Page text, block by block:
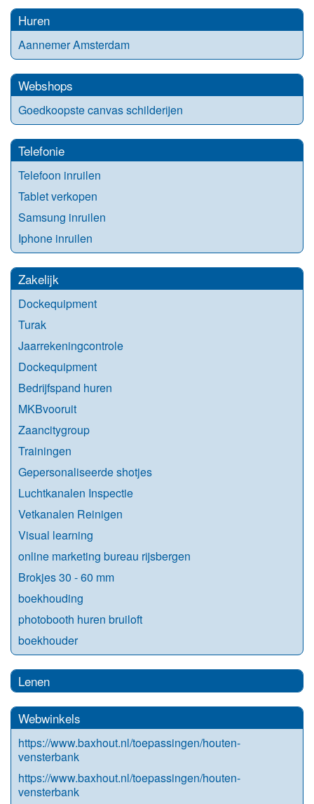
Huren
Aannemer Amsterdam
Webshops
Goedkoopste canvas schilderijen
Telefonie
Telefoon inruilen
Tablet verkopen
Samsung inruilen
Iphone inruilen
Zakelijk
Dockequipment
Turak
Jaarrekeningcontrole
Dockequipment
Bedrijfspand huren
MKBvooruit
Zaancitygroup
Trainingen
Gepersonaliseerde shotjes
Luchtkanalen Inspectie
Vetkanalen Reinigen
Visual learning
online marketing bureau rijsbergen
Brokjes 30 - 60 mm
boekhouding
photobooth huren bruiloft
boekhouder
Lenen
Webwinkels
https://www.baxhout.nl/toepassingen/houten-
vensterbank
https://www.baxhout.nl/toepassingen/houten-
vensterbank